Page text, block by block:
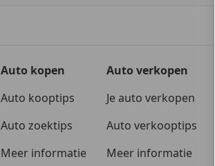
Auto kopen
Auto kooptips
Auto zoektips
Meer informatie
Auto verkopen
Je auto verkopen
Auto verkooptips
Meer informatie